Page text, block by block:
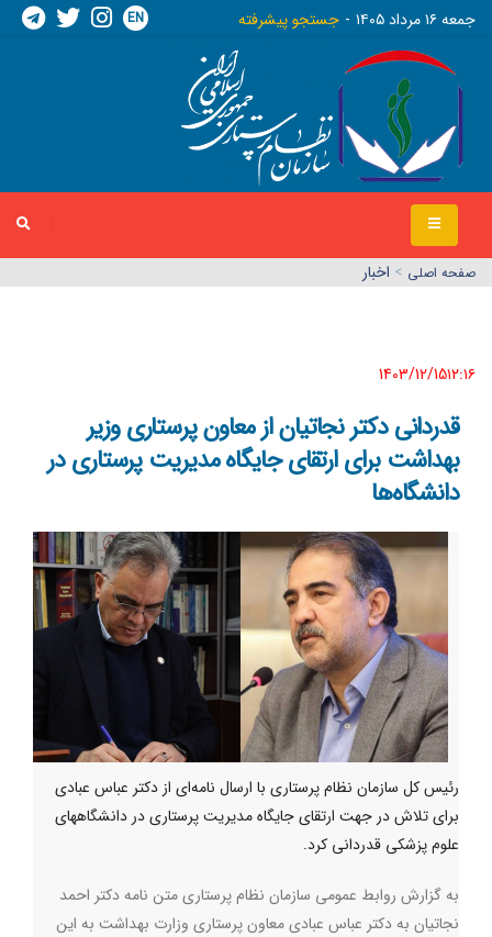
جمعه ١٦ مرداد ١٤٠٥ جستجو پیشرفته EN
صفحه اصلي > اخبار
1403/12/15١٢:١٦
قدردانی دکتر نجاتیان از معاون پرستاری وزیر
بهداشت برای ارتقای جایگاه مدیریت پرستاری در
دانشگاه‌ها
رئیس کل سازمان نظام پرستاری با ارسال نامه‌‎ای از دکتر عباس عبادی
برای تلاش در جهت ارتقای جایگاه مدیریت پرستاری در دانشگاههای
علوم پزشکی قدردانی کرد.
به گزارش روابط عمومی سازمان نظام پرستاری متن نامه دکتر احمد
نجاتیان به دکتر عباس عبادی معاون پرستاری وزارت بهداشت به این